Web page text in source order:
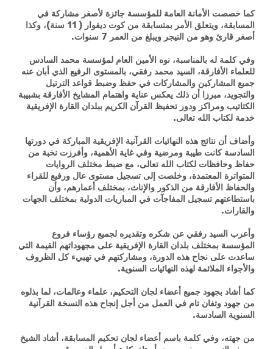
كما خصصت الأمانة العامة للمؤسسة جائزة لأصغر مشاركة في
المسابقة، ويتعلق الأمر بمتسابقة من كوت ديفوار ( 11 سنة)، وكذا
أصغر قارئ وهو من النيجر ويبلغ من العمر 7 سنوات.
وفي كلمة له بالمناسبة، نوه الأمين العام لمؤسسة محمد السادس
للعلماء الأفارقة، السيد محمد رفقي، بالمستوى الرفيع الذي أبان عنه
جميع المشاركين والمشاركات في حفظ وضبط قواعد الترتيل
والتجويد، مبرزا أن ذلك يعكس عناية واهتمام المشايخ الأفارقة بشبيبة
الكتاتيب ومراكز ودور تحفيظ القرآن الكريم ببلدان القارة الإفريقية
خدمة لكتاب الله تعالى.
وأضاف أن نتائج هذه النهائيات القرآنية الإفريقية المباركة في دورتها
السادسة كانت طيبة ومرضية وفي غاية الأهمية، وأفرزت نخبة من
حفاظ وحافظات لكتاب الله تعالى، مع ضبط مختلف الروايات
المتواترة المعتمدة، وخلصت إلى تسجيل مستوى عال ورفيع للقراء
والحفاظ الأفارقة من الذكور والإناث، بمختلف أعمارهم، وأن
باستطاعتهم تسجيل المفاجآت في المباريات الدولية بمختلف الجهات
والقارات.
وأعرب السيد رفقي عن شكره وتقديره لجميع رؤساء فروع
المؤسسة بمختلف بلدان القارة الإفريقية على مجهوداتهم القيمة التي
ساعدت على نجاح هذه الدورة، ومشاركتهم في تهييء كل الظروف
والأجواء الملائمة لهذه النهائيات السنوية.
كما أشاد بجهود جميع أعضاء لجان التحكيم، علماء وعالمات، لما بذلوه
من جهود وتفان تام في العمل من أجل إنجاح هذه النسخة القرآنية
السنوية السادسة.
من جهته، وفي كلمة باسم أعضاء لجان تحكيم المسابقة، أشاد الشيخ